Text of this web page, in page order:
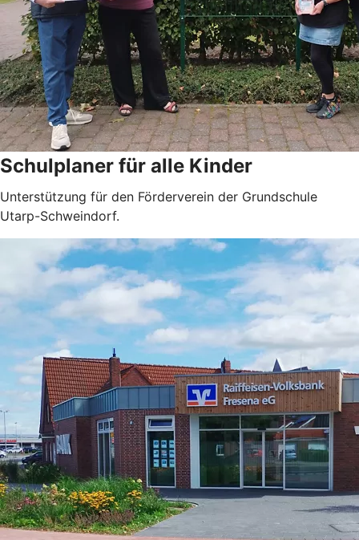
Schulplaner für alle Kinder
Unterstützung für den Förderverein der Grundschule
Utarp-Schweindorf.